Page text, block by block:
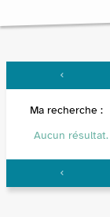
Ma recherche :
Aucun résultat.